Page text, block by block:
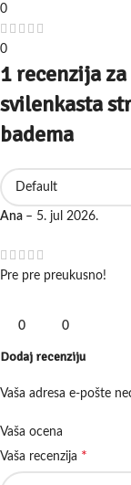
0
0
1 recenzija za
svilenkasta
badema
Ana – 5. jul 2026.
Pre pre preukusno!
0 0
Dodaj recenziju
Vaša adresa e-pošte
Vaša ocena
Vaša recenzija *